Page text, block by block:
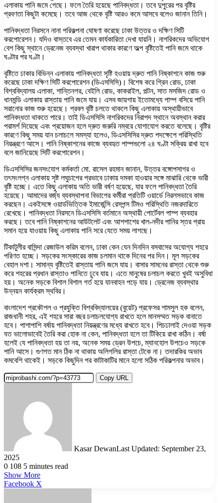
এলাকায় পানি জমে গেছে। ফলে তৈরি হয়েছে পানিবদ্ধতা। তবে দুপুরের পর বৃষ্টির
প্রবণতা কিছুটা কমেছে। তবে আজ থেকে বৃষ্টি আরও কমে আসবে বলেও জানান তিনি।
পানিবদ্ধতা নিরসনে নানা পরিকল্পনা ঘোষণা করেছে ঢাকা উত্তর ও দক্ষিণ সিটি
করপোরেশন। যদিও বাস্তবে এর তেমন কার্যকারিতা দেখা যায়নি। নাগরিকদের অভিযোগ
বেশ কিছু স্থানে ড্রেনেজ ব্যবস্থা খারাপ থাকার কারণে অল্প বৃষ্টিতেই পানি জমে থাকে
ঘণ্টার পর ঘণ্টা।
বৃষ্টিতে ঢাকার বিভিন্ন এলাকায় পানিবদ্ধতা সৃষ্টি হওয়ায় দ্রুত পানি নিষ্কাশনে কাজ শুরু
করেছে ঢাকা দক্ষিণ সিটি করপোরেশন (ডিএসসিসি)। বিশেষ করে গ্রিন রোড, ঢাকা
বিশ্ববিদ্যালয় এলাকা, শান্তিনগর, বেইলি রোড, কাকরাইল, পল্টন, সাত মসজিদ রোড ও
ধানমন্ডি এলাকায় রাস্তায় পানি জমে যায়। এসব জায়গায় ইতোমধ্যে পাম্প বসিয়ে পানি
সরানোর কাজ শুরু হয়েছে। প্রবল বৃষ্টি চলতে থাকলে কিছু এলাকায় অস্থায়ীভাবে
পানিবদ্ধতা থাকতে পারে। তাই ডিএসসিসি নাগরিকদের নিরাপদ স্থানে অবস্থান করার
পরামর্শ দিয়েছে এবং প্রয়োজন হলে দ্রুত জরুরি নম্বরে যোগাযোগ করতে বলেছে। বৃষ্টির
কারণে কিছু সময় যান চলাচলে সমস্যা হলেও, ডিএসসিসির দ্রুত পদক্ষেপে পরিস্থিতি
নিয়ন্ত্রণে আসে। পানি নিষ্কাশনের কাজে ব্যবহৃত পাম্পগুলো ২৪ ঘণ্টা সক্রিয় রাখা হবে
বলে জানিয়েছে সিটি করপোরেশন।
ডিএসসিসির জনসংযোগ কর্মকর্তা মো. রাসেল রহমান জানান, উত্তর বঙ্গোপসাগর ও
তৎসংলগ্ন এলাকায় সৃষ্ট লঘুচাপের প্রভাবে ঢাকায় দমকা হাওয়ার সঙ্গে মাঝারি থেকে ভারী
বৃষ্টি হচ্ছে। এতে কিছু এলাকায় অতি ভারী বর্ষণ হয়েছে, যার ফলে পানিবদ্ধতা তৈরি
হয়েছে। আমাদের বর্জ্য ব্যবস্থাপনা বিভাগের কর্মীরা প্রতিটি ওয়ার্ডে নিরলসভাবে কাজ
করছেন। একইসঙ্গে ওয়ার্ডভিত্তিক ইমার্জেন্সি রেসপন্স টিমও পরিস্থিতি নজরদারিতে
রেখেছে। পানিবদ্ধতা নিরসনে ডিএসসিসি বর্তমানে অস্থায়ী পোর্টেবল পাম্প ব্যবহার
করছে। তবে পানি নিষ্কাশনের আউটলেট এবং আশপাশের খাল-নদীর পানির স্তর প্রায়
সমান হয়ে যাওয়ায় কিছু এলাকায় পানি সরে যেতে সময় লাগছে।
টিকাটুলীর বাসিন্দা রেজাউল করিম বলেন, ঢাকা কেন যেন দিনদিন বসবাসের অযোগ্য শহরে
পরিণত হচ্ছে। সড়কের সংস্কারের কাজ চলমান থাকে দিনের পর দিন। মূল সড়কের
বেহাল দশা। সামান্য বৃষ্টিতেই রাস্তায় পানি জমে যায়। বাসার সামনের রাস্তা থেকে শুরু
করে শহরের প্রধান রাস্তাও পানিতে ঢুবে যায়। এতে মানুষের চলাচল করতে খুবই অসুবিধা
হয়। অনেক সড়কে বিশাল বিশাল গর্ত হয়ে যানবাহন পড়ে যায়। ড্রেনেজ ব্যবস্থার
উন্নয়ন কার্যক্রম স্থবির।
বাংলাদেশ প্রকৌশল ও প্রযুক্তি বিশ্ববিদ্যালয়ের (বুয়েট) প্রফেসর শামসুল হক বলেন,
রাজধানী শহর, এই শহরে সারা বছর চলাচলযোগ্য রাখতে হলে মানসম্মত সড়ক বানাতে
হবে। পাশাপাশি বর্ষায় পানিবদ্ধতা নিয়ন্ত্রণের মধ্যে রাখতে হবে। পিচঢালাই দেওয়া সড়ক
যত ভালোভাবেই তৈরি করা হোক না কেন, পানিবদ্ধতা হলে তা টিকিয়ে রাখা কঠিন। বর্ষা
হলেই যে পানিবদ্ধতা হয় তা নয়, অনেক সময় ড্রেন উপচে, ম্যানহোল উপচেও সড়কে
পানি আসে। গুণগত মান ঠিক না থাকায় অলিগলির রাস্তা টেকে না। তদারকির অভাব
কমবেশি থাকেই। সড়কে কিছুদিন পর কাটাকাটির মানে হলো সঠিক পরিকল্পনার অভাব।
Copy URL
Kasar DewanLast Updated: September 23,
2025
0 108 5 minutes read
Show More
Facebook X